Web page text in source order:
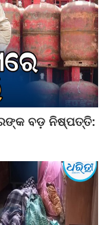
ବଡ଼ ନିଷ୍ପତ୍ତି: